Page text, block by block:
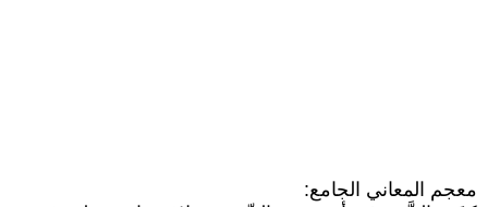
معجم المعاني الجامع: